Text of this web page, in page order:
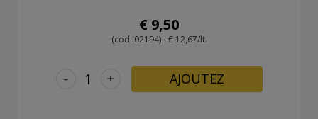
€ 9,50
(cod. 02194) - € 12,67/lt.
+
- AJOUTEZ